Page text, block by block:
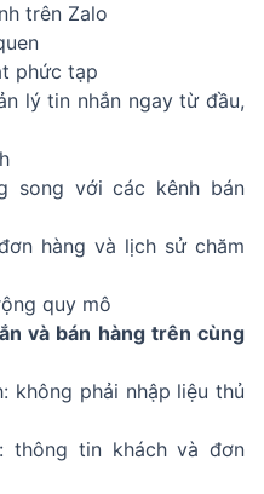
trên Zalo
phức tạp
lý tin nhắn ngay từ đầu,
song với các kênh bán
hàng và lịch sử chăm
quy mô
và bán hàng trên cùng
không phải nhập liệu thủ
thông tin khách và đơn